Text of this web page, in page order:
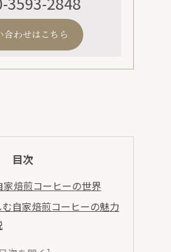
合わせはこちら
目次
焙煎コーヒーの世界
自家焙煎コーヒーの魅力
専門店の通販活用方法を知